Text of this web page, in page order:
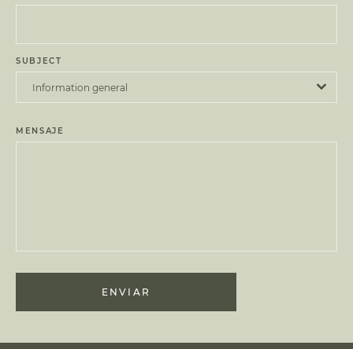
SUBJECT
Information general
MENSAJE
ENVIAR